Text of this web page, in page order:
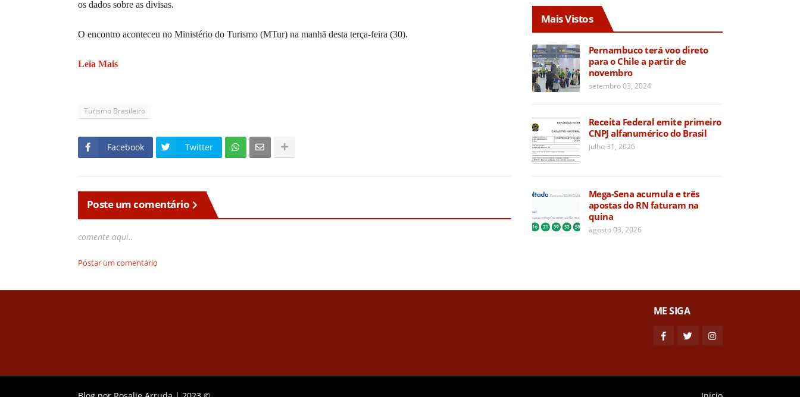
os dados sobre as divisas.
O encontro aconteceu no Ministério do Turismo (MTur) na manhã desta terça-feira (30).
Leia Mais
Turismo Brasileiro
Facebook Twitter
Poste um comentário
comente aqui..
Postar um comentário
Mais Vistos
Pernambuco terá voo direto
para o Chile a partir de
novembro
setembro 03, 2024
Receita Federal emite primeiro
CNPJ alfanumérico do Brasil
julho 31, 2026
Mega-Sena acumula e três
apostas do RN faturam na
quina
agosto 03, 2026
ME SIGA